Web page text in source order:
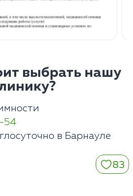
выбрать нашу
54
в Барнауле
83